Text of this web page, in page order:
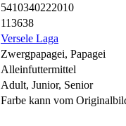
5410340222010
113638
Versele Laga
Zwergpapagei, Papagei
Alleinfuttermittel
Adult, Junior, Senior
Farbe kann vom